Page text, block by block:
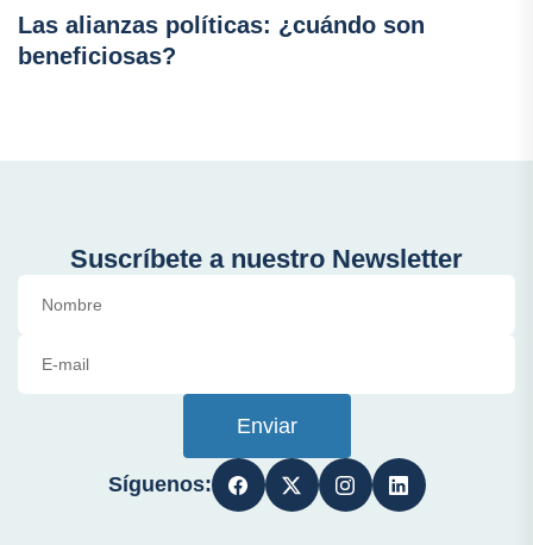
Las alianzas políticas: ¿cuándo son
beneficiosas?
Suscríbete a nuestro Newsletter
Enviar
Síguenos: